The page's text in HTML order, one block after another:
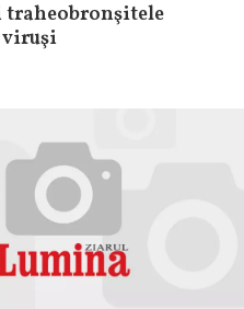
viruşi